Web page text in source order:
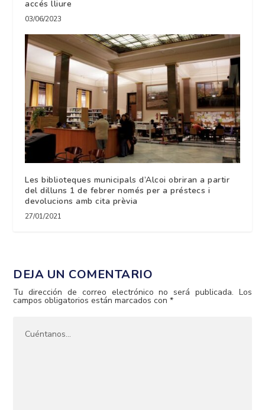
accés lliure
03/06/2023
Les biblioteques municipals d’Alcoi obriran a partir
del dilluns 1 de febrer només per a préstecs i
devolucions amb cita prèvia
27/01/2021
DEJA UN COMENTARIO
Tu dirección de correo electrónico no será publicada. Los
campos obligatorios están marcados con*